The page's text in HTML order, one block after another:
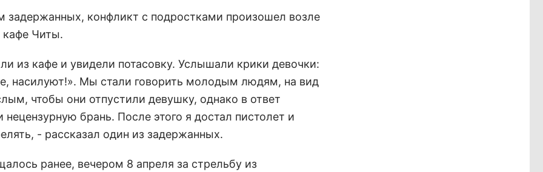
задержанных, конфликт с подростками произошел возле
кафе Читы.
из кафе и увидели потасовку. Услышали крики девочки:
насилуют!». Мы стали говорить молодым людям, на вид
чтобы они отпустили девушку, однако в ответ
брань. После этого я достал пистолет и
- рассказал один из задержанных.
ранее, вечером 8 апреля за стрельбу из